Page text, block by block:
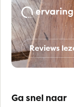
Reviews
Ga snel naar